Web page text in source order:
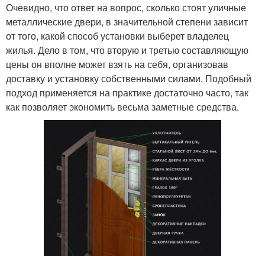
Очевидно, что ответ на вопрос, сколько стоят уличные
металлические двери, в значительной степени зависит
от того, какой способ установки выберет владелец
жилья. Дело в том, что вторую и третью составляющую
цены он вполне может взять на себя, организовав
доставку и установку собственными силами. Подобный
подход применяется на практике достаточно часто, так
как позволяет экономить весьма заметные средства.